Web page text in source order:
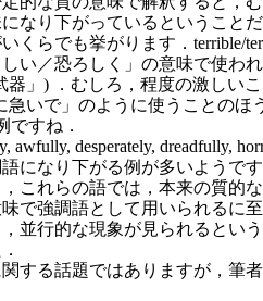
なり下がっているということ
くらでも挙がります．terrible/
い／恐ろしく」の意味で使わ
器」) ．むしろ，程度の激しい
急いで」のように使うことの
ですね．
awfully, desperately, dreadfully,
になり下がる例が多いようで
これらの語では，本来の質的
で強調語として用いられるに
並行的な現象が見られるとい
する話題ではありますが，筆